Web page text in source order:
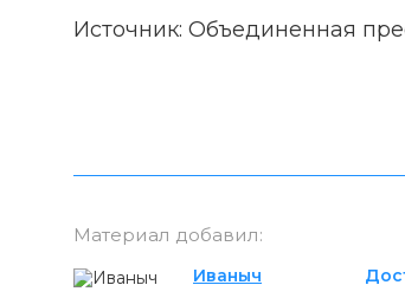
Источник: Объединенная
Материал добавил:
Иваныч